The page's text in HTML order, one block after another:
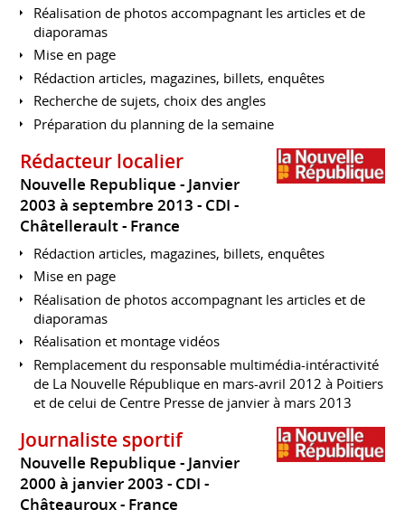
Réalisation de photos accompagnant les articles et de
diaporamas
Mise en page
Rédaction articles, magazines, billets, enquêtes
Recherche de sujets, choix des angles
Préparation du planning de la semaine
Rédacteur localier
Nouvelle Republique
Janvier
2003 à septembre 2013 CDI
Châtellerault
France
Rédaction articles, magazines, billets, enquêtes
Mise en page
Réalisation de photos accompagnant les articles et de
diaporamas
Réalisation et montage vidéos
Remplacement du responsable multimédia-intéractivité
de La Nouvelle République en mars-avril 2012 à Poitiers
et de celui de Centre Presse de janvier à mars 2013
Journaliste sportif
Nouvelle Republique
Janvier
2000 à janvier 2003 CDI
Châteauroux
France